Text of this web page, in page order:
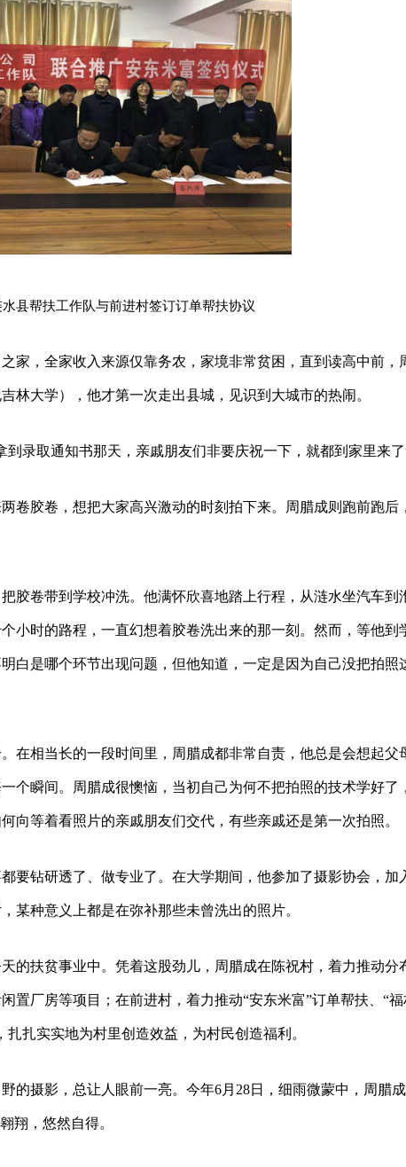
县帮扶工作队与前进村签订订单帮扶协议
家，全家收入来源仅靠务农，家境非常贫困，直到读高中前，
林大学），他才第一次走出县城，见识到大城市的热闹。
录取通知书那天，亲戚朋友们非要庆祝一下，就都到家里来
卷胶卷，想把大家高兴激动的时刻拍下来。周腊成则跑前跑后
胶卷带到学校冲洗。他满怀欣喜地踏上行程，从涟水坐汽车到
小时的路程，一直幻想着胶卷洗出来的那一刻。然而，等他到
白是哪个环节出现问题，但他知道，一定是因为自己没把拍照
在相当长的一段时间里，周腊成都非常自责，他总是会想起父
个瞬间。周腊成很懊恼，当初自己为何不把拍照的技术学好了
向等着看照片的亲戚朋友们交代，有些亲戚还是第一次拍照。
要钻研透了、做专业了。在大学期间，他参加了摄影协会，加
某种意义上都是在弥补那些未曾洗出的照片。
的扶贫事业中。凭着这股劲儿，周腊成在陈祝村，着力推动分
置厂房等项目；在前进村，着力推动“安东米富”订单帮扶、“福
扎实实地为村里创造效益，为村民创造福利。
的摄影，总让人眼前一亮。今年6月28日，细雨微蒙中，周腊
翔，悠然自得。